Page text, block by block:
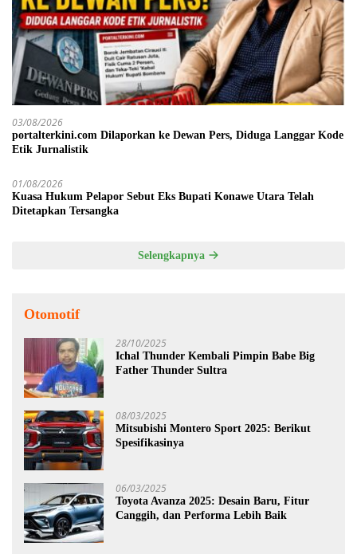
03/08/2026
portalterkini.com Dilaporkan ke Dewan Pers, Diduga Langgar Kode
Etik Jurnalistik
01/08/2026
Kuasa Hukum Pelapor Sebut Eks Bupati Konawe Utara Telah
Ditetapkan Tersangka
Selengkapnya
Otomotif
28/10/2025
Ichal Thunder Kembali Pimpin Babe Big
Father Thunder Sultra
08/03/2025
Mitsubishi Montero Sport 2025: Berikut
Spesifikasinya
06/03/2025
Toyota Avanza 2025: Desain Baru, Fitur
Canggih, dan Performa Lebih Baik